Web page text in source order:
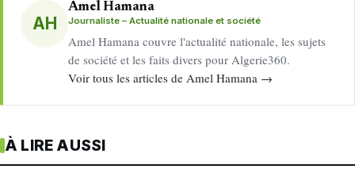
AH
Amel Hamana
Journaliste – Actualité nationale et société
Amel Hamana couvre l'actualité nationale, les sujets
de société et les faits divers pour Algerie360.
Voir tous les articles de Amel Hamana →
À LIRE AUSSI